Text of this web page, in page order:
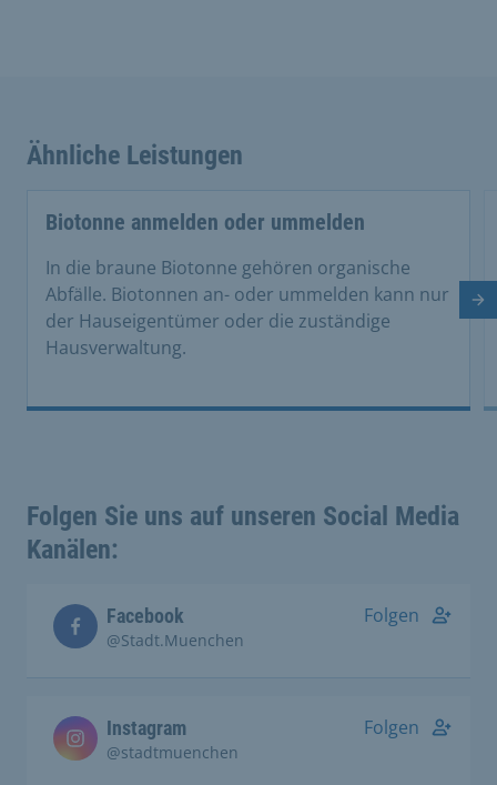
Ähnliche Leistungen
Biotonne anmelden oder ummelden
In die braune Biotonne gehören organische
Abfälle. Biotonnen an- oder ummelden kann nur
der Hauseigentümer oder die zuständige
Hausverwaltung.
Folgen Sie uns auf unseren Social Media
Kanälen:
Facebook
@Stadt.Muenchen
Folgen
Instagram
@stadtmuenchen
Folgen